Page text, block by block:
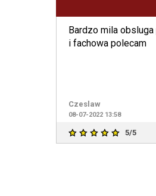
Bardzo mila obsluga
i fachowa polecam
Czeslaw
08-07-2022 13:58
5/5